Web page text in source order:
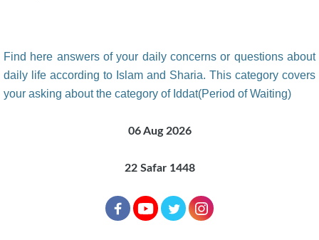
Find here answers of your daily concerns or questions about
daily life according to Islam and Sharia. This category covers
your asking about the category of Iddat(Period of Waiting)
06 Aug 2026
22 Safar 1448